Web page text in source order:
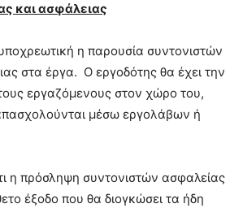
και ασφάλειας
η παρουσία συντονιστών
στα έργα. Ο εργοδότης θα έχει την
εργαζόμενους στον χώρο του,
μέσω εργολάβων ή
η πρόσληψη συντονιστών ασφαλείας
έξοδο που θα διογκώσει τα ήδη